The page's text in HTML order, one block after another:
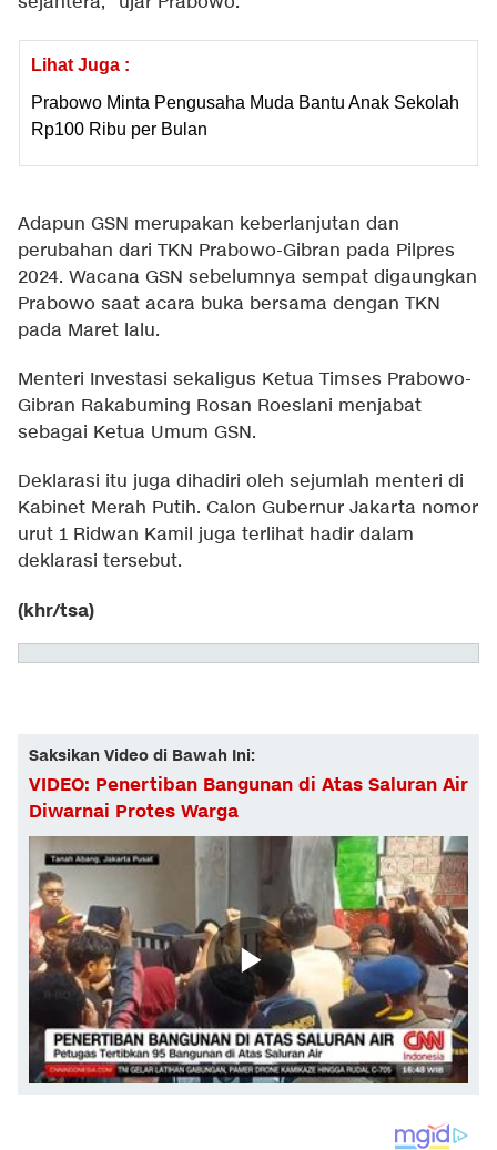
Lihat Juga :
Prabowo Minta Pengusaha Muda Bantu Anak Sekolah
Rp100 Ribu per Bulan
Adapun GSN merupakan keberlanjutan dan
perubahan dari TKN Prabowo-Gibran pada Pilpres
2024. Wacana GSN sebelumnya sempat digaungkan
Prabowo saat acara buka bersama dengan TKN
pada Maret lalu.
Menteri Investasi sekaligus Ketua Timses Prabowo-
Gibran Rakabuming Rosan Roeslani menjabat
sebagai Ketua Umum GSN.
Deklarasi itu juga dihadiri oleh sejumlah menteri di
Kabinet Merah Putih. Calon Gubernur Jakarta nomor
urut 1 Ridwan Kamil juga terlihat hadir dalam
deklarasi tersebut.
(khr/tsa)
Saksikan Video di Bawah Ini:
VIDEO: Penertiban Bangunan di Atas Saluran Air
Diwarnai Protes Warga